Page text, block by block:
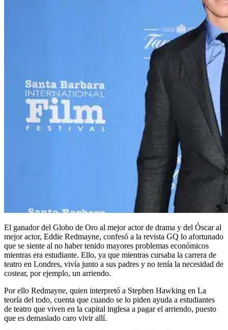
El ganador del Globo de Oro al mejor actor de drama y del Óscar al
mejor actor, Eddie Redmayne, confesó a la revista GQ lo afortunado
que se siente al no haber tenido mayores problemas económicos
mientras era estudiante. Ello, ya que mientras cursaba la carrera de
teatro en Londres, vivía junto a sus padres y no tenía la necesidad de
costear, por ejemplo, un arriendo.
Por ello Redmayne, quien interpretó a Stephen Hawking en La
teoría del todo, cuenta que cuando se lo piden ayuda a estudiantes
de teatro que viven en la capital inglesa a pagar el arriendo, puesto
que es demasiado caro vivir allí.